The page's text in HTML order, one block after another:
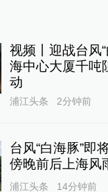
视频丨迎战台风
海中心大厦千吨
动
浦江头条 2分钟前
台风“白海豚”即
傍晚前后上海风
浦江头条 14分钟前